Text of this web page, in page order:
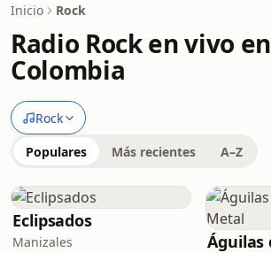
Inicio Rock
Radio Rock en vivo en
Colombia
Rock
Populares Más recientes A–Z
Eclipsados
Manizales